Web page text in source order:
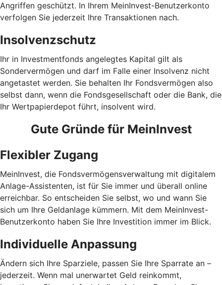
Angriffen geschützt. In Ihrem MeinInvest-Benutzerkonto
verfolgen Sie jederzeit Ihre Transaktionen nach.
Insolvenzschutz
Ihr in Investmentfonds angelegtes Kapital gilt als
Sondervermögen und darf im Falle einer Insolvenz nicht
angetastet werden. Sie behalten Ihr Fondsvermögen also
selbst dann, wenn die Fondsgesellschaft oder die Bank, die
Ihr Wertpapierdepot führt, insolvent wird.
Gute Gründe für MeinInvest
Flexibler Zugang
MeinInvest, die Fondsvermögensverwaltung mit digitalem
Anlage-Assistenten, ist für Sie immer und überall online
erreichbar. So entscheiden Sie selbst, wo und wann Sie
sich um Ihre Geldanlage kümmern. Mit dem MeinInvest-
Benutzerkonto haben Sie Ihre Investition immer im Blick.
Individuelle Anpassung
Ändern sich Ihre Sparziele, passen Sie Ihre Sparrate an –
jederzeit. Wenn mal unerwartet Geld reinkommt,